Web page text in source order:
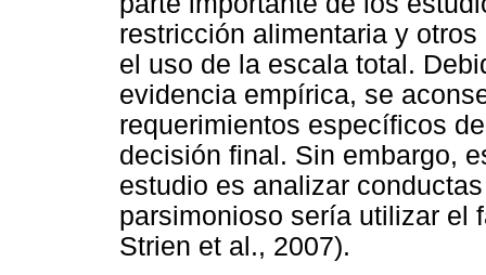
restricción alimentaria y
el uso de la escala total.
evidencia empírica, se
requerimientos específicos
decisión final. Sin embargo,
estudio es analizar
parsimonioso sería utilizar el
Strien et al., 2007).